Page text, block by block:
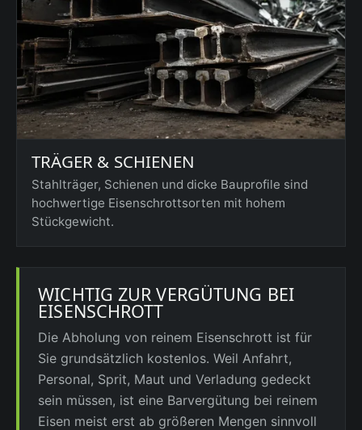
TRÄGER & SCHIENEN
Stahlträger, Schienen und dicke Bauprofile sind
hochwertige Eisenschrottsorten mit hohem
Stückgewicht.
WICHTIG ZUR VERGÜTUNG BEI
EISENSCHROTT
Die Abholung von reinem Eisenschrott ist für
Sie grundsätzlich kostenlos. Weil Anfahrt,
Personal, Sprit, Maut und Verladung gedeckt
sein müssen, ist eine Barvergütung bei reinem
Eisen meist erst ab größeren Mengen sinnvoll